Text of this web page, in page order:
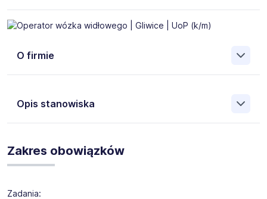
O firmie
Opis stanowiska
naszego Klienta poszukujemy osób na stanowisko
operatora wózka widłowego.Lokalizacja: Gliwice
Zakres obowiązków
Zadania: